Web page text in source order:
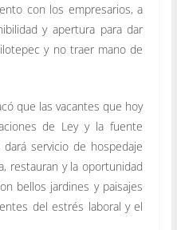
con los empresarios, a
y apertura para dar
y no traer mano de
que las vacantes que hoy
de Ley y la fuente
servicio de hospedaje
restauran y la oportunidad
bellos jardines y paisajes
del estrés laboral y el